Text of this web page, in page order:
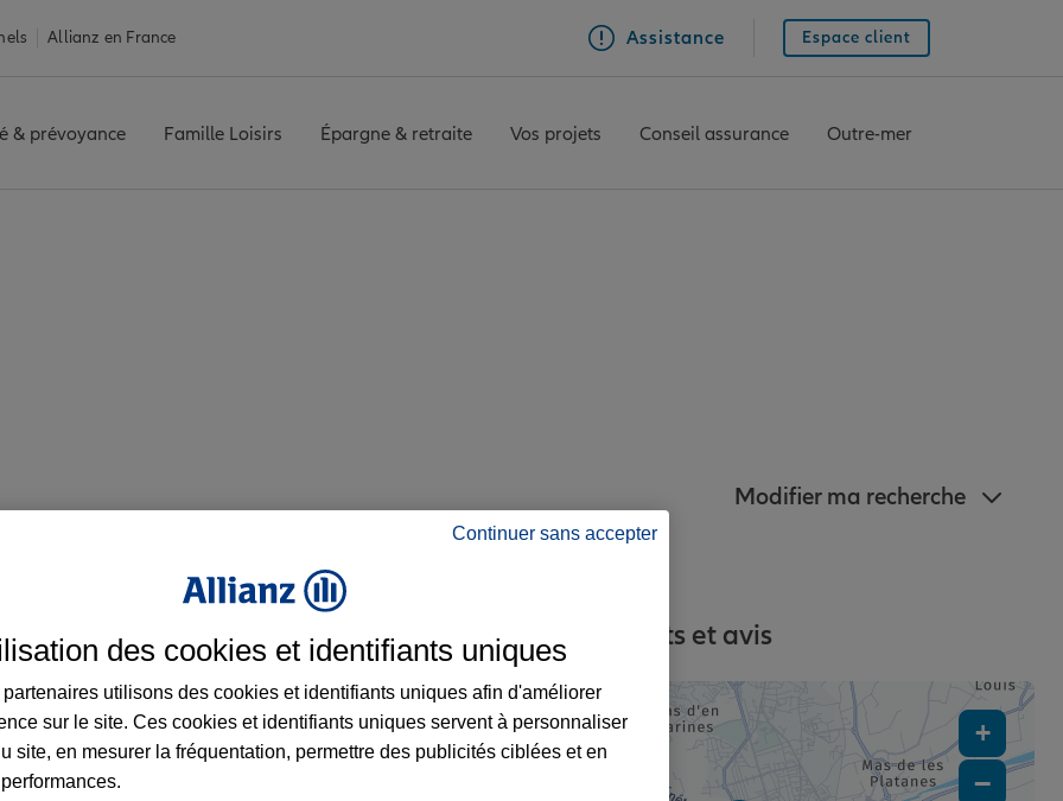
Allianz en France Assistance Espace client
& prévoyance Famille Loisirs Épargne & retraite Vos projets Conseil assurance Outre-mer
Modifier ma recherche
à Toulouges et aux alentours : adresses, contacts et avis
2
+
−
Continuer sans accepter
des cookies et identifiants uniques
partenaires utilisons des cookies et identifiants uniques afin d'améliorer
sur le site. Ces cookies et identifiants uniques servent à personnaliser
site, en mesurer la fréquentation, permettre des publicités ciblées et en